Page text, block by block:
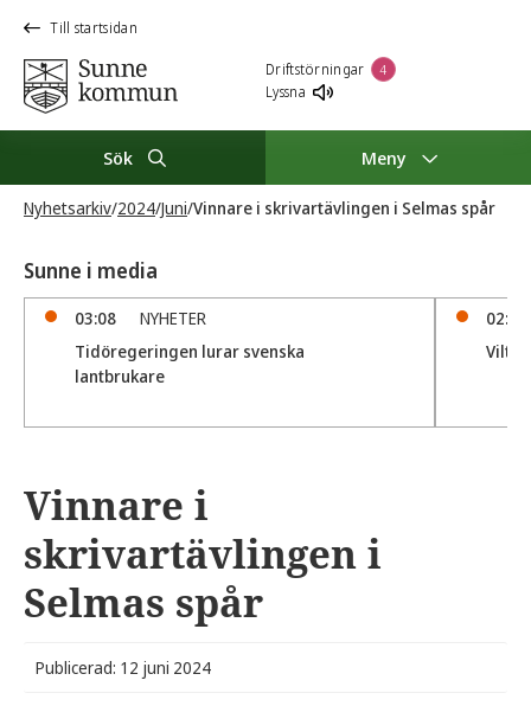
Till startsidan
Driftstörningar 4
Lyssna
Sök Meny
Nyhetsarkiv/2024/Juni/Vinnare i skrivartävlingen i Selmas spår
Sunne i media
03:08
NYHETER
Tidöregeringen lurar svenska
lantbrukare
02:15
Vinnare i
skrivartävlingen i
Selmas spår
Publicerad: 12 juni 2024